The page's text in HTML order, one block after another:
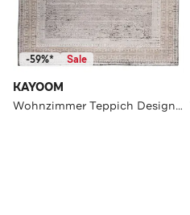
-59%* Sale
KAYOOM
Wohnzimmer Teppich Designer Teppich Elles 215 in grau